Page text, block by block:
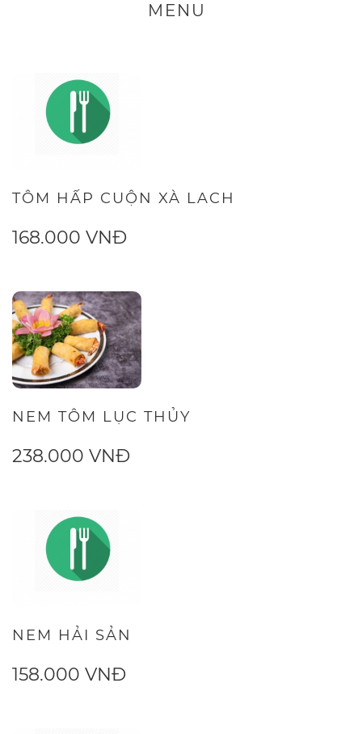
MENU
TÔM HẤP CUỘN XÀ LACH
168.000 VNĐ
NEM TÔM LỤC THỦY
238.000 VNĐ
NEM HẢI SẢN
158.000 VNĐ